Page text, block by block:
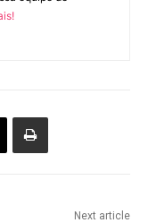
Next article